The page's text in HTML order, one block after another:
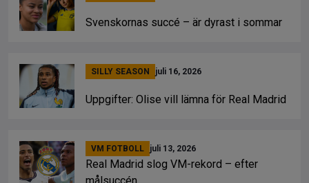
Svenskornas succé – är dyrast i sommar
SILLY SEASON juli 16, 2026
Uppgifter: Olise vill lämna för Real Madrid
VM FOTBOLL juli 13, 2026
Real Madrid slog VM-rekord – efter